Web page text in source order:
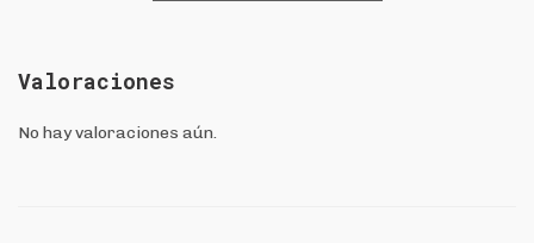
Valoraciones
No hay valoraciones aún.